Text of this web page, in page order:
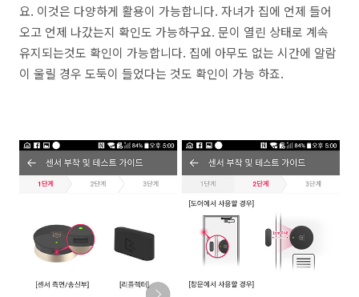
요. 이것은 다양하게 활용이 가능합니다. 자녀가 집에 언제 들어
오고 언제 나갔는지 확인도 가능하구요. 문이 열린 상태로 계속
유지되는것도 확인이 가능합니다. 집에 아무도 없는 시간에 알람
이 울릴 경우 도둑이 들었다는 것도 확인이 가능 하죠.